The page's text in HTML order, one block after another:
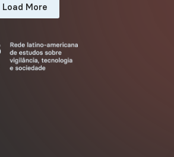
Load More